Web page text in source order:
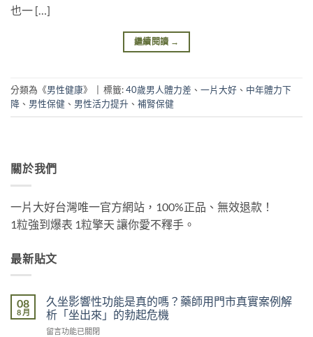
也一 […]
繼續閱讀 →
分類為《男性健康》 標籤:40歲男人體力差 、 一片大好 、 中年體力下
降 、 男性保健 、 男性活力提升 、 補腎保健
關於我們
一片大好台灣唯一官方網站，100%正品、無效退款！
1粒強到爆表 1粒擎天 讓你愛不釋手。
最新貼文
08
8 月
久坐影響性功能是真的嗎？藥師用門市真實案例解
析「坐出來」的勃起危機
在
留言功能已關閉